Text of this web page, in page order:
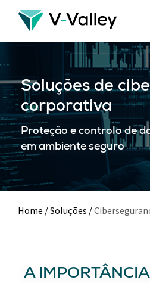
Skip
main
Soluções de
corporativa
Proteção e controlo de
em ambiente seguro
Home /Soluções /
A